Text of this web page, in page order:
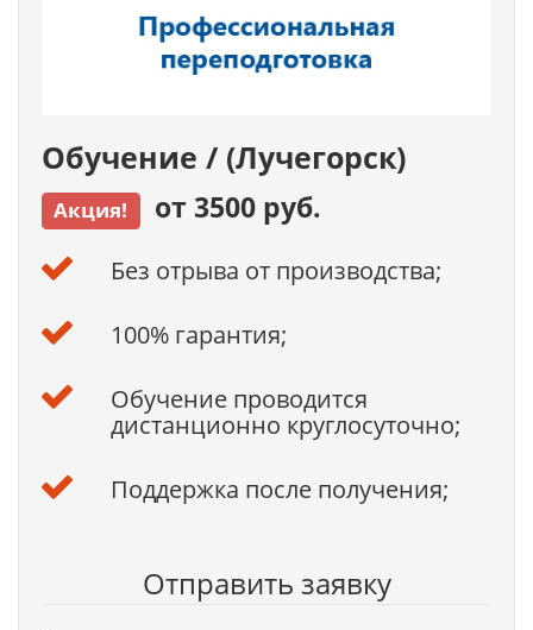
Обучение / (Лучегорск)
Акция! от 3500 руб.
Без отрыва от производства;
100% гарантия;
Обучение проводится
дистанционно круглосуточно;
Поддержка после получения;
Отправить заявку